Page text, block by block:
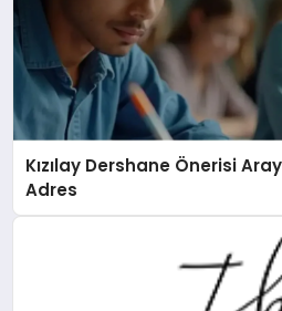
Kızılay Dershane Önerisi
Adres